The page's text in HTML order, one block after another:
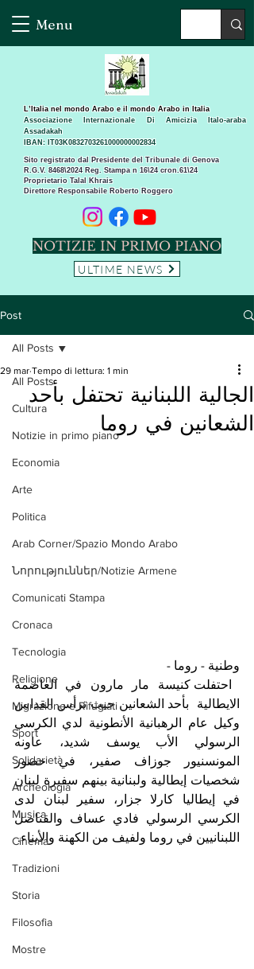
Menu
Sito registrato dal Presidente del Tribunale di Genova
R.G.V. 8468\2024 Reg. Stampa n 16\24 cron.61\24 ​
Proprietario Talal Khrais
Direttore Responsabile Roberto Roggero
L’Italia nel mondo Arabo e il mondo Arabo in Italia
Associazione Internazionale Di Amicizia Italo-araba
Assadakah
IBAN: IT03K0832703261000000002834
NOTIZIE IN PRIMO PIANO
ULTIME NEWS
Post
All Posts
Cultura
Notizie in primo piano
Economia
Arte
Politica
Arab Corner/Spazio Mondo Arabo
Նորություններ/Notizie Armene
Comunicati Stampa
Cronaca
Tecnologia
Religione
Migrazione e Rifugiati
Sport
Solidarietà
Archeologia
Musica
Cinema
Tradizioni
Storia
Filosofia
Mostre
All Posts
الجالية اللبنانية تحتفل بأحد
الشعانين في روما
29 mar Tempo di lettura: 1 min
وطنية - روما -
احتفلت كنيسة مار مارون في العاصمة
الايطالية  بأحد الشعانين حيث ترأس القداس
المونسنيور جوزاف صفير، في حضور
الكرسي الرسولي فادي عساف والقناصل
اللبنانيين في روما ولفيف من الكهنة والأبناء.